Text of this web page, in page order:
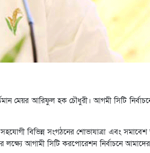
মেয়র আরিফুল হক চৌধুরী। আগমী সিটি নির্বাচনে
বিভিন্ন সংগঠনের শোভাযাত্রা এবং সমাবেশ
আগামী সিটি করপোরেশন নির্বাচনে